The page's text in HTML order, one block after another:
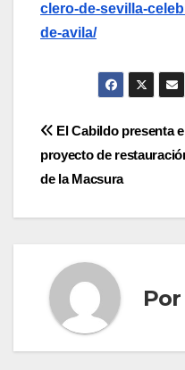
clero-de-sevilla-
de-avila/
de
entradas
El Cabildo presenta
proyecto de
de la Macsura
Por